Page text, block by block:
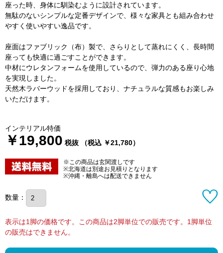
座った時、身体に馴染むように設計されています。
無駄のないシンプルな定番デザインで、様々な家具とも組み合わせ
やすく使いやすい逸品です。
座面はファブリック（布）製で、さらりとして蒸れにくく、長時間
座っても快適に過ごすことができます。
中材にウレタンフォームを使用しているので、弾力のある座り心地
を実現しました。
天然木ラバーウッドを採用しており、ナチュラルな質感もお楽しみ
いただけます。
インテリアル特価
￥19,800 税抜 （税込 ￥21,780）
※この商品は玄関渡しです
※北海道は別途お見積りとなります
※沖縄・離島へは配送できません
数量：
表示は1脚の価格です。この商品は2脚単位での販売です。1脚単位
の販売はできません。